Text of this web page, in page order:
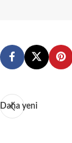
Daha yeni